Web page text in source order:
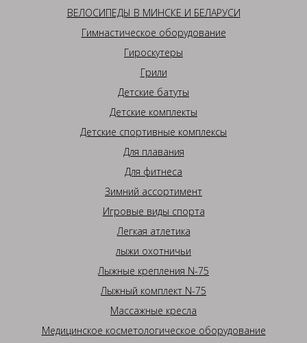
ВЕЛОСИПЕДЫ В МИНСКЕ И БЕЛАРУСИ
Гимнастическое оборудование
Гироскутеры
Грили
Детские батуты
Детские комплекты
Детские спортивные комплексы
Для плавания
Для фитнеса
Зимний ассортимент
Игровые виды спорта
Легкая атлетика
лыжи охотничьи
Лыжные крепления N-75
Лыжный комплект N-75
Массажные кресла
Медицинское косметологическое оборудование